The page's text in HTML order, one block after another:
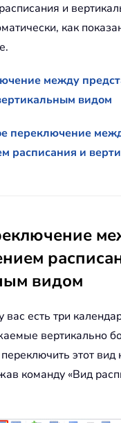
и
как
между
видом
переключение
расписания и
видом
есть три
вертикально
этот вид
команду «Вид